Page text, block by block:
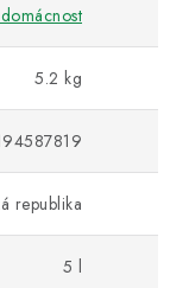
5.2 kg
republika
5 l